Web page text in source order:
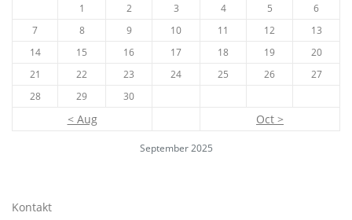
September 2025
1 2 3 4 5
6
7
8 9 10 11 12
13
14
15 16 17 18 19
20
21
22 23 24 25 26
27
28
29 30
< Aug Oct >
Kontakt